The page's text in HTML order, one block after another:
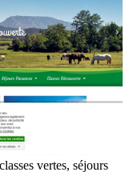
vertes, séjours